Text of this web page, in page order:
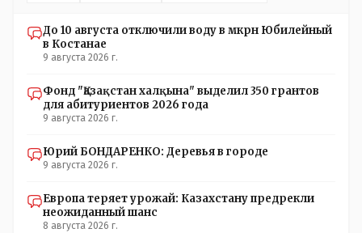
До 10 августа отключили воду в мкрн Юбилейный
в Костанае
9 августа 2026 г.
Фонд "Қазақстан халқына" выделил 350 грантов
для абитуриентов 2026 года
9 августа 2026 г.
Юрий БОНДАРЕНКО: Деревья в городе
9 августа 2026 г.
Европа теряет урожай: Казахстану предрекли
неожиданный шанс
8 августа 2026 г.